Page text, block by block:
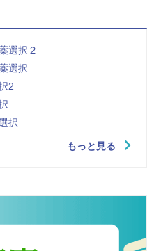
選択２
選択
2
択
もっと見る